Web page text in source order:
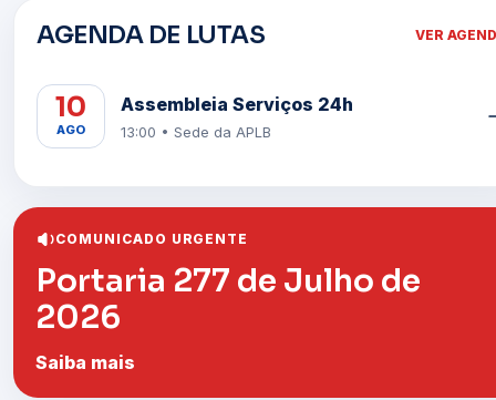
AGENDA DE LUTAS VER
10
AGO
Assembleia Serviços 24h
13:00 • Sede da APLB
COMUNICADO URGENTE
Portaria 277 de Julho de
2026
Saiba mais